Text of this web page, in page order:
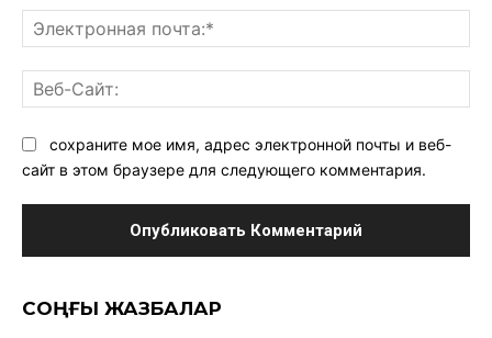
сохраните мое имя, адрес электронной почты и веб-
сайт в этом браузере для следующего комментария.
CОҢҒЫ ЖАЗБАЛАР